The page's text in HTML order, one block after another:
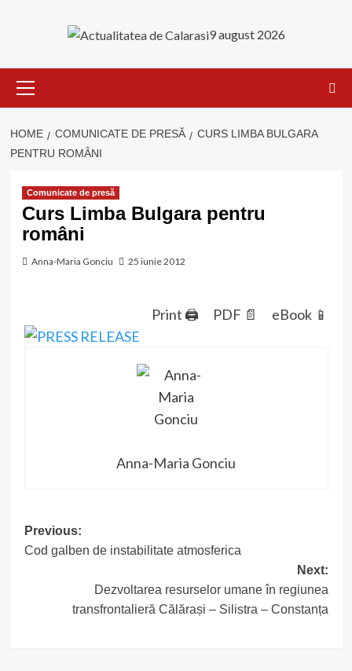
9 august 2026
Menu
HOME COMUNICATE DE PRESĂ
CURS LIMBA BULGARA
PENTRU ROMÂNI
Comunicate de presă
Curs Limba Bulgara pentru
români
Anna-Maria Gonciu 25 iunie 2012
Print 🖨 PDF 📄 eBook 📱
Anna-Maria Gonciu
Post
navigation
Previous:
Cod galben de instabilitate atmosferica
Next:
Dezvoltarea resurselor umane în regiunea
transfrontalieră Călărași – Silistra – Constanța